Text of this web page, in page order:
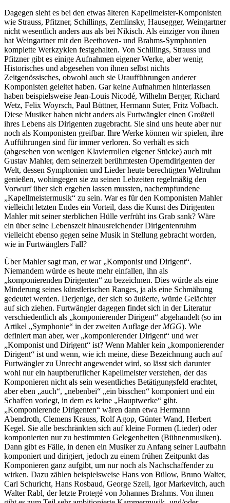
Dagegen sieht es bei den etwas älteren Kapellmeister-Komponisten
wie Strauss, Pfitzner, Schillings, Zemlinsky, Hausegger, Weingartner
nicht wesentlich anders aus als bei Nikisch. Als einziger von ihnen
hat Weingartner mit den Beethoven- und Brahms-Symphonien
komplette Werkzyklen festgehalten. Von Schillings, Strauss und
Pfitzner gibt es einige Aufnahmen eigener Werke, aber wenig
Historisches und abgesehen von ihnen selbst nichts
Zeitgenössisches, obwohl auch sie Uraufführungen anderer
Komponisten geleitet haben. Gar keine Aufnahmen hinterlassen
haben beispielsweise Jean-Louis Nicodé, Wilhelm Berger, Richard
Wetz, Felix Woyrsch, Paul Büttner, Hermann Suter, Fritz Volbach.
Diese Musiker haben nicht anders als Furtwängler einen Großteil
ihres Lebens als Dirigenten zugebracht. Sie sind uns heute aber nur
noch als Komponisten greifbar. Ihre Werke können wir spielen, ihre
Aufführungen sind für immer verloren. So verhält es sich
(abgesehen von wenigen Klavierrollen eigener Stücke) auch mit
Gustav Mahler, dem seinerzeit berühmtesten Operndirigenten der
Welt, dessen Symphonien und Lieder heute berechtigten Weltruhm
genießen, wohingegen sie zu seinen Lebzeiten regelmäßig den
Vorwurf über sich ergehen lassen mussten, nachempfundene
„Kapellmeistermusik“ zu sein. War es für den Komponisten Mahler
vielleicht letzten Endes ein Vorteil, dass die Kunst des Dirigenten
Mahler mit seiner sterblichen Hülle verfrüht ins Grab sank? Wäre
ein über seine Lebenszeit hinausreichender Dirigentenruhm
vielleicht ebenso gegen seine Musik in Stellung gebracht worden,
wie in Furtwänglers Fall?
Über Mahler sagt man, er war „Komponist und Dirigent“.
Niemandem würde es heute mehr einfallen, ihn als
„komponierenden Dirigenten“ zu bezeichnen. Dies würde als eine
Minderung seines künstlerischen Ranges, ja als eine Schmähung
gedeutet werden. Derjenige, der sich so äußerte, würde Gelächter
auf sich ziehen. Furtwängler dagegen findet sich in der Literatur
verschiedentlich als „komponierender Dirigent“ abgehandelt (so im
Artikel „Symphonie“ in der zweiten Auflage der MGG). Wie
definiert man aber, wer „komponierender Dirigent“ und wer
„Komponist und Dirigent“ ist? Wenn Mahler kein „komponierender
Dirigent“ ist und wenn, wie ich meine, diese Bezeichnung auch auf
Furtwängler zu Unrecht angewendet wird, so lässt sich darunter
wohl nur ein hauptberuflicher Kapellmeister verstehen, der das
Komponieren nicht als sein wesentliches Betätigungsfeld erachtet,
aber eben „auch“, „nebenbei“ „ein bisschen“ komponiert und ein
Schaffen vorlegt, in dem es keine „Hauptwerke“ gibt.
„Komponierende Dirigenten“ wären dann etwa Hermann
Abendroth, Clemens Krauss, Rolf Agop, Günter Wand, Herbert
Kegel. Sie alle beschränkten sich auf kleine Formen (Lieder) oder
komponierten nur zu bestimmten Gelegenheiten (Bühnenmusiken).
Dann gibt es Fälle, in denen ein Musiker zu Anfang seiner Laufbahn
komponiert und dirigiert, jedoch zu einem frühen Zeitpunkt das
Komponieren ganz aufgibt, um nur noch als Nachschaffender zu
wirken. Dazu zählen beispielsweise Hans von Bülow, Bruno Walter,
Carl Schuricht, Hans Rosbaud, George Szell, Igor Markevitch, auch
Walter Rabl, der letzte Protegé von Johannes Brahms. Von ihnen